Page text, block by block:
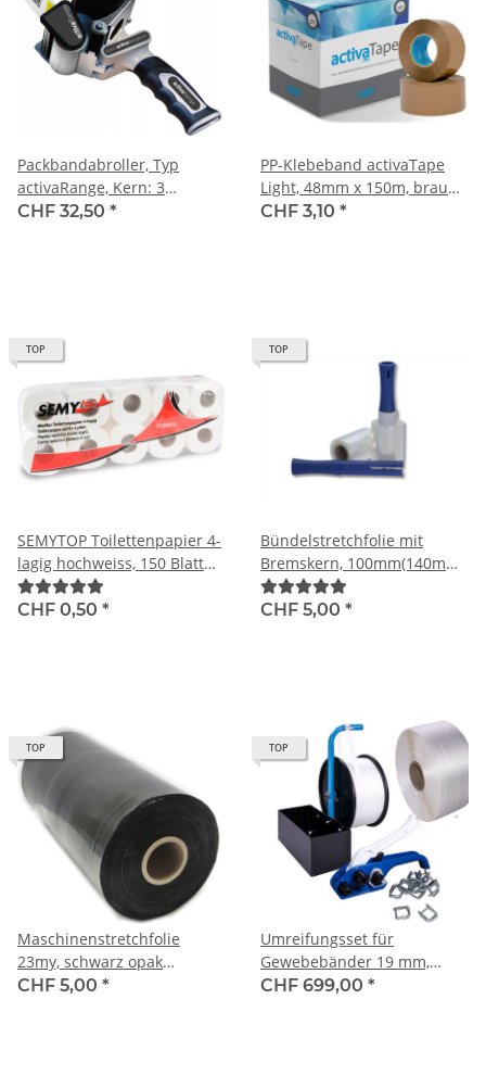
Packbandabroller, Typ
activaRange, Kern: 3
inches/7.62 cm, Abroller für
CHF 32,50 *
PP-Klebeband activaTape
Light, 48mm x 150m, braun,
bis 40 kg
CHF 3,10 *
TOP
SEMYTOP Toilettenpapier 4-
lagig hochweiss, 150 Blatt
(ST-88015) exquisite Qualität
der Spitzenklasse
CHF 0,50 *
TOP
Bündelstretchfolie mit
Bremskern, 100mm(140mm)
x 150m, 35my, transparent,
Standard 150% (30 RL pro
CHF 5,00 *
TOP
Maschinenstretchfolie
23my, schwarz opak
(blickdicht) standard 150%,
CHF 5,00 *
TOP
Umreifungsset für
Gewebebänder 19 mm,
Reissfestigkeit 830 kg, ideal
CHF 699,00 *